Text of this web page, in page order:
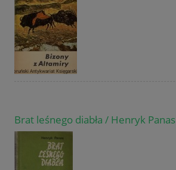
Brat leśnego diabła / Henryk Panas